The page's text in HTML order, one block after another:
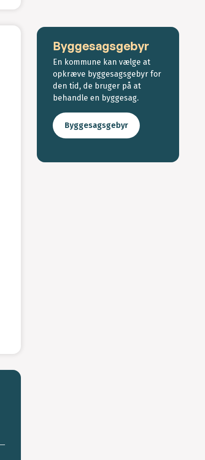
Byggesagsgebyr
En kommune kan vælge at
opkræve byggesagsgebyr for
den tid, de bruger på at
behandle en byggesag.
Byggesagsgebyr